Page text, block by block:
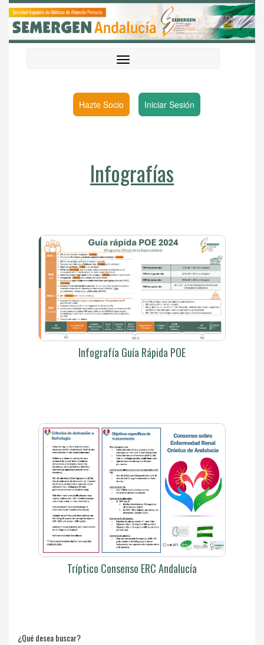
Hazte Socio Iniciar Sesión
Infografías
Infografía Guía Rápida POE
Tríptico Consenso ERC Andalucía
¿Qué desea buscar?